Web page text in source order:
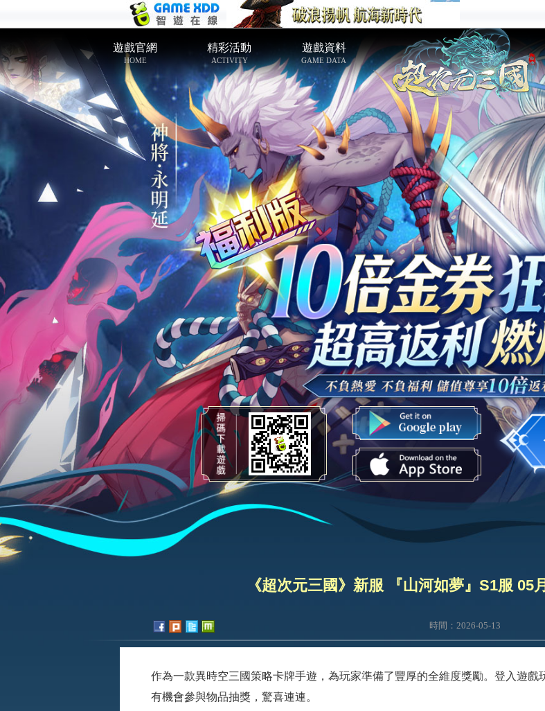
遊戲官網
HOME
精彩活動
ACTIVITY
遊戲資料
GAME DATA
《超次元三國》新服 『山河如夢』S1服 05
時間：2026-05-13
作為一款異時空三國策略卡牌手遊，為玩家準備了豐厚的全維度獎勵。登入遊
有機會參與物品抽獎，驚喜連連。